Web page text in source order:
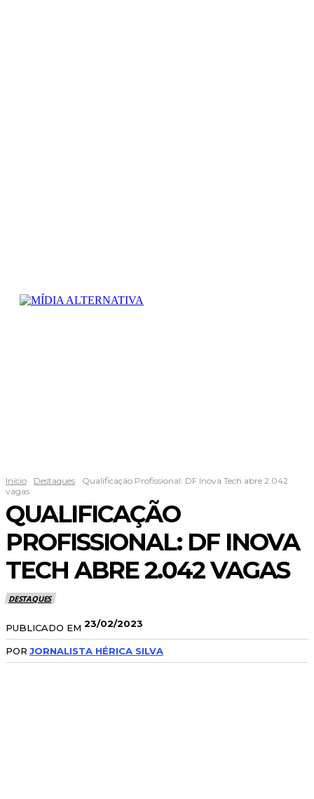
Início Destaques
Qualificação Profissional: DF Inova Tech abre 2.042
vagas
QUALIFICAÇÃO
PROFISSIONAL: DF INOVA
TECH ABRE 2.042 VAGAS
DESTAQUES
PUBLICADO EM 23/02/2023
POR JORNALISTA HÉRICA SILVA